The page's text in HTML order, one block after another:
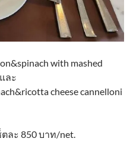
with mashed
ละ
cheese cannelloni
ละ 850 บาท/net.